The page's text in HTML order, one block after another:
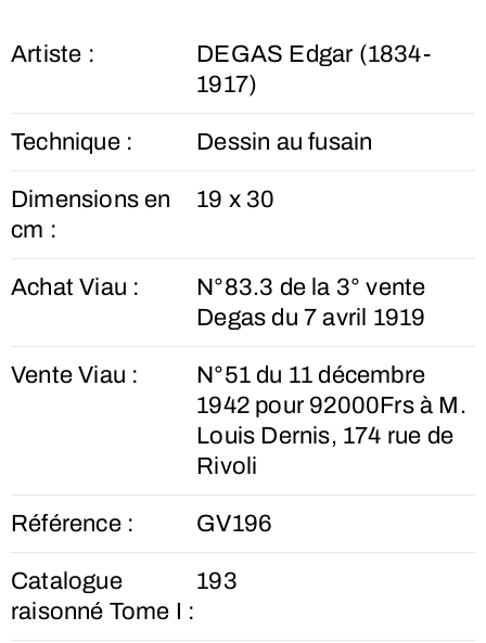
Artiste :
DEGAS Edgar (1834-
1917)
Technique : Dessin au fusain
Dimensions en
cm :
19 x 30
Achat Viau :
N°83.3 de la 3° vente
Degas du 7 avril 1919
Vente Viau :
N°51 du 11 décembre
1942 pour 92000Frs à M.
Louis Dernis, 174 rue de
Rivoli
Référence : GV196
Catalogue
raisonné Tome I :
193